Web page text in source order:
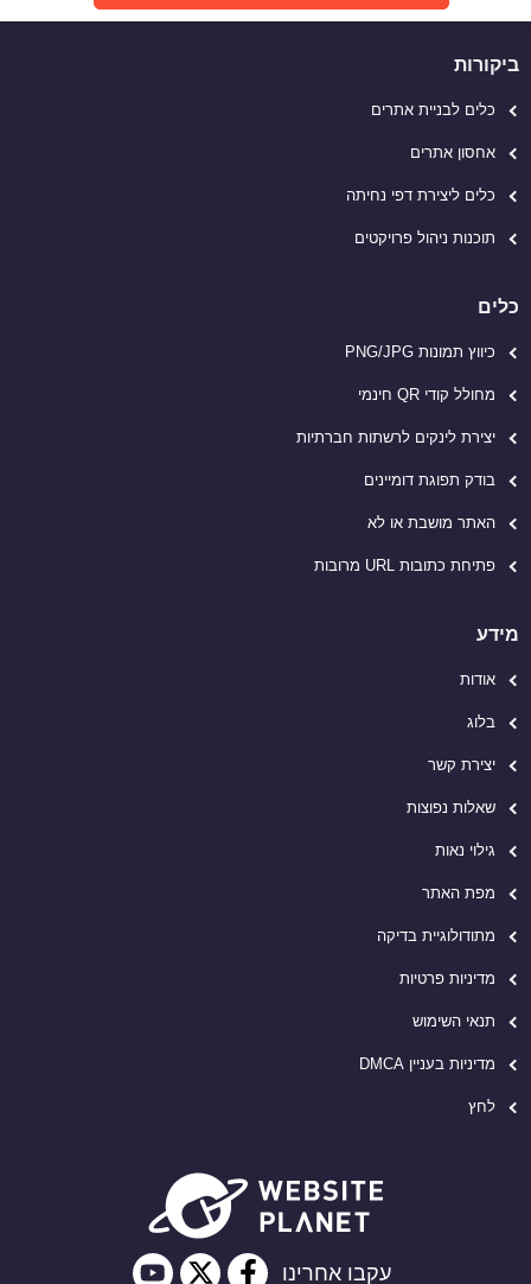
ביקורות
כלים לבניית אתרים
אחסון אתרים
כלים ליצירת דפי נחיתה
תוכנות ניהול פרויקטים
כלים
כיווץ תמונות PNG/JPG
מחולל קודי QR חינמי
יצירת לינקים לרשתות חברתיות
בודק תפוגת דומיינים
האתר מושבת או לא
פתיחת כתובות URL מרובות
מידע
אודות
בלוג
יצירת קשר
שאלות נפוצות
גילוי נאות
מפת האתר
מתודולוגיית בדיקה
מדיניות פרטיות
תנאי השימוש
מדיניות בעניין DMCA
לחץ
עקבו אחרינו